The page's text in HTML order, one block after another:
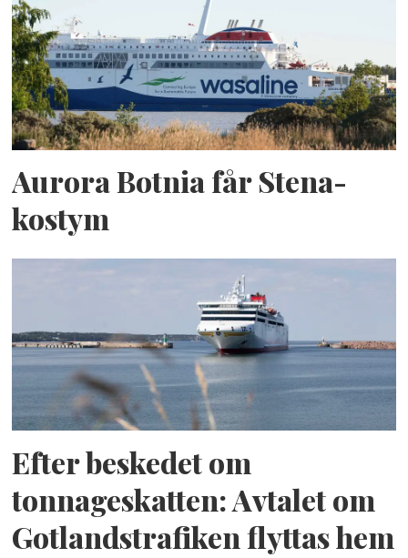
Aurora Botnia får Stena-
kostym
Efter beskedet om
tonnageskatten: Avtalet om
Gotlandstrafiken flyttas hem